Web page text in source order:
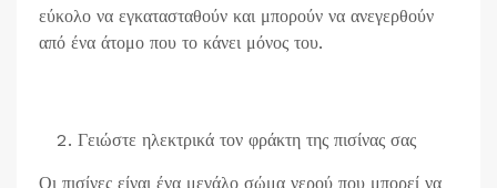
εύκολο να εγκατασταθούν και μπορούν να ανεγερθούν
από ένα άτομο που το κάνει μόνος του.
Γειώστε ηλεκτρικά τον φράκτη της πισίνας σας
Οι πισίνες είναι ένα μεγάλο σώμα νερού που μπορεί να